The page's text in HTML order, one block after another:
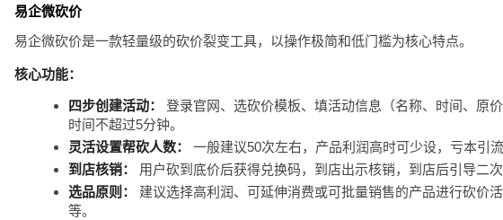
易企微砍价
易企微砍价是一款轻量级的砍价裂变工具，以操作极简和低门槛为核心特点。
核心功能：
四步创建活动：
登录官网、选砍价模板、填活动信息（名称、时间、原
时间不超过5分钟。
灵活设置帮砍人数：
一般建议50次左右，产品利润高时可少设，亏本引流
到店核销：
用户砍到底价后获得兑换码，到店出示核销，到店后引导二次
选品原则：
建议选择高利润、可延伸消费或可批量销售的产品进行砍价
等。